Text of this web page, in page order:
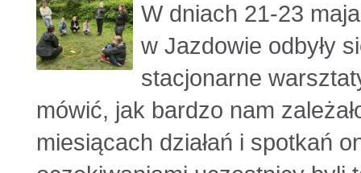
W dniach 21-23
w Jazdowie odbyły
stacjonarne
mówić, jak bardzo nam
miesiącach działań i spotkań